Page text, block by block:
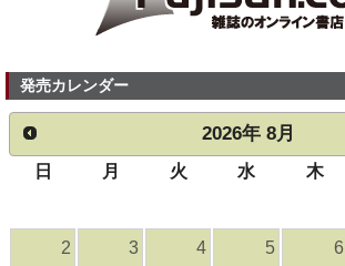
発売カレンダー
2026年 8月
日 月 火 水 木
2 3 4 5 6